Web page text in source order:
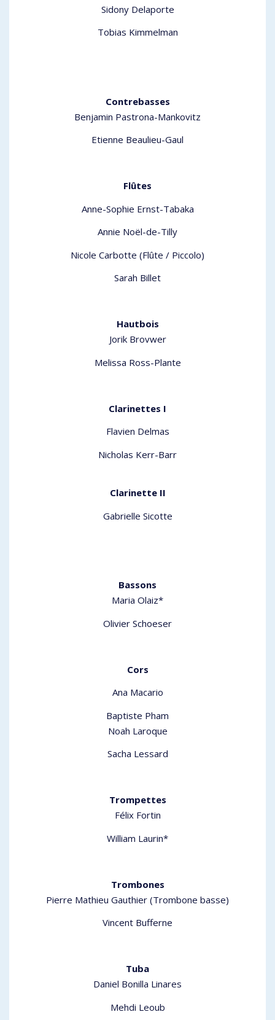
Sidony Delaporte
Tobias Kimmelman
Contrebasses
Benjamin Pastrona-Mankovitz
Etienne Beaulieu-Gaul
Flûtes
Anne-Sophie Ernst-Tabaka
Annie Noël-de-Tilly
Nicole Carbotte (Flûte / Piccolo)
Sarah Billet
Hautbois
Jorik Brovwer
Melissa Ross-Plante
Clarinettes I
Flavien Delmas
Nicholas Kerr-Barr
Clarinette II
Gabrielle Sicotte
Bassons
Maria Olaiz*
Olivier Schoeser
Cors
Ana Macario
Baptiste Pham
Noah Laroque
Sacha Lessard
Trompettes
Félix Fortin
William Laurin*
Trombones
Pierre Mathieu Gauthier (Trombone basse)
Vincent Bufferne
Tuba
Daniel Bonilla Linares
Mehdi Leoub